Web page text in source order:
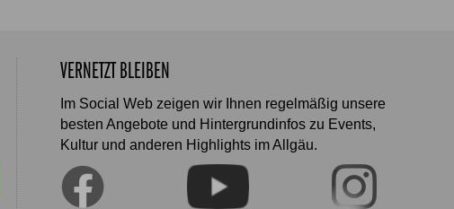
VERNETZT BLEIBEN
Im Social Web zeigen wir Ihnen regelmäßig unsere
besten Angebote und Hintergrundinfos zu Events,
Kultur und anderen Highlights im Allgäu.